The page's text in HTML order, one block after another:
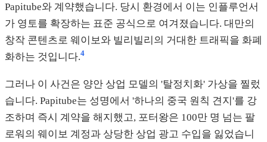
Papitube와 계약했습니다. 당시 환경에서 이는 인플루언서
가 영토를 확장하는 표준 공식으로 여겨졌습니다. 대만의
창작 콘텐츠로 웨이보와 빌리빌리의 거대한 트래픽을 화폐
화하는 것입니다.4
그러나 이 사건은 양안 상업 모델의 '탈정치화' 가상을 찔렀
습니다. Papitube는 성명에서 '하나의 중국 원칙 견지'를 강
조하며 즉시 계약을 해지했고, 포터왕은 100만 명 넘는 팔
로워의 웨이보 계정과 상당한 상업 광고 수입을 잃었습니